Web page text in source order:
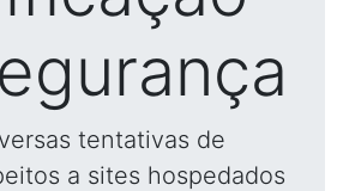
tentativas de
a sites hospedados